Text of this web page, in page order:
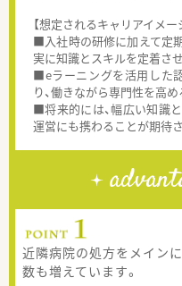
【想定されるキャリアイメー
■入社時の研修に加えて定
実に知識とスキルを定着さ
■eラーニングを活用した
り、働きながら専門性を高
■将来的には、幅広い知識
運営にも携わることが期待さ
近隣病院の処方をメイン
数も増えています。